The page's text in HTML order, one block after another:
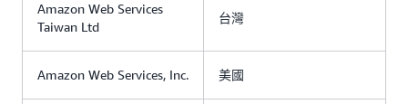
Amazon Web Services
Taiwan Ltd
台灣
Amazon Web Services, Inc. 美國